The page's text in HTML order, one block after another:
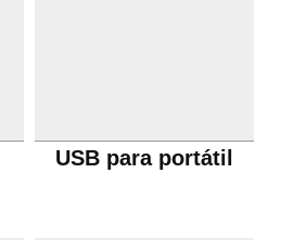
USB para portátil